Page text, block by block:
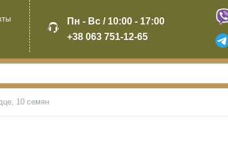
Пн - Вс / 10:00 - 17:00
+38 063 751-12-65
10 семян